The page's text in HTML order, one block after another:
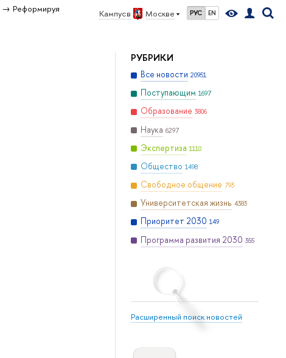
Кампус в Москве РУС EN
Реформируя
РУБРИКИ
Все новости 20951
Поступающим 1697
Образование 3806
Наука 6297
Экспертиза 1110
Общество 1498
Свободное общение 793
Университетская жизнь 4383
Приоритет 2030 149
Программа развития 2030 355
Расширенный поиск новостей